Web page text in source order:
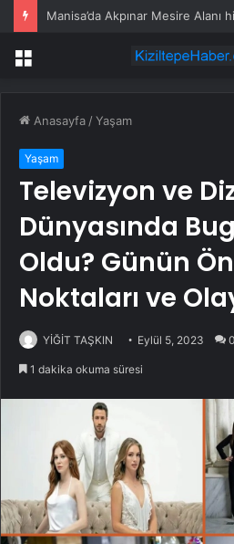
Manisa’da Akpınar Mesire Alanı
Menü
Anasayfa /Yaşam
Yaşam
Televizyon ve
Dünyasında
Oldu? Günün
Noktaları ve
YİĞİT TAŞKIN Eylül 5, 2023 0
1 dakika okuma süresi